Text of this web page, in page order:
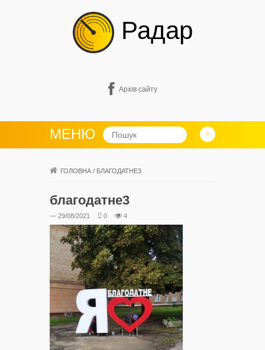
Радар
Архів сайту
МЕНЮ
ГОЛОВНА / БЛАГОДАТНЕ3
благодатне3
— 29/08/2021 0 4